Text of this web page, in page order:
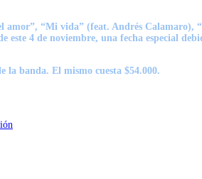
amor”, “Mi vida” (feat. Andrés Calamaro), “
este 4 de noviembre, una fecha especial
la banda. El mismo cuesta $54.000.